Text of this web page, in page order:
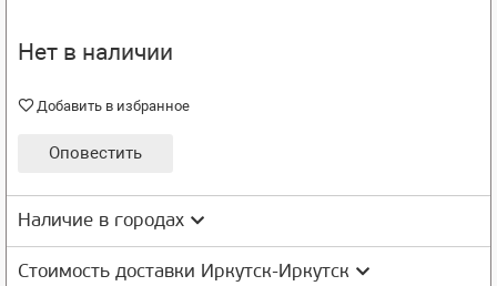
Нет в наличии
Добавить в избранное
Оповестить
Наличие в городах
Стоимость доставки Иркутск-Иркутск